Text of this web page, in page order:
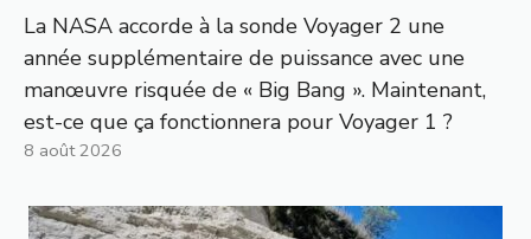
La NASA accorde à la sonde Voyager 2 une
année supplémentaire de puissance avec une
manœuvre risquée de « Big Bang ». Maintenant,
est-ce que ça fonctionnera pour Voyager 1 ?
8 août 2026